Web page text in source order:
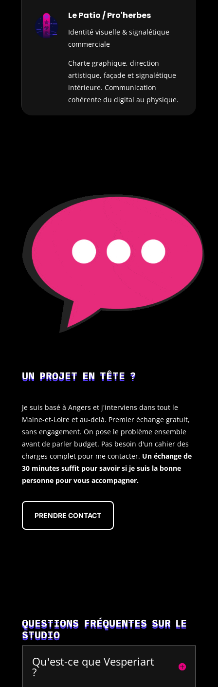
Le Patio / Pro'herbes
Identité visuelle & signalétique
commerciale
Charte graphique, direction
artistique, façade et signalétique
intérieure. Communication
cohérente du digital au physique.
UN PROJET EN TÊTE ?
Je suis basé à Angers et j'interviens dans tout le
Maine-et-Loire et au-delà. Premier échange gratuit,
sans engagement. On pose le problème ensemble
avant de parler budget. Pas besoin d'un cahier des
charges complet pour me contacter. Un échange de
30 minutes suffit pour savoir si je suis la bonne
personne pour vous accompagner.
PRENDRE CONTACT
QUESTIONS FRÉQUENTES SUR LE
STUDIO
Qu'est-ce que Vesperiart
?